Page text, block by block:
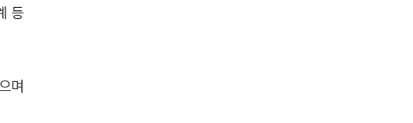
등
며